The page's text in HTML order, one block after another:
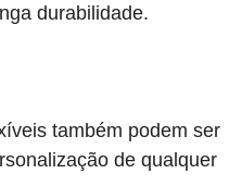
durabilidade.
também podem ser
de qualquer